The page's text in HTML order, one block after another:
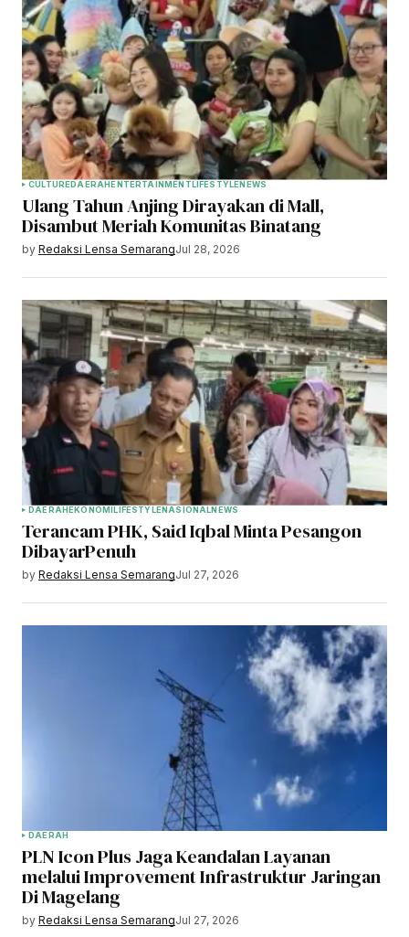
CULTUREDAERAHENTERTAINMENTLIFESTYLENEWS
Ulang Tahun Anjing Dirayakan di Mall,
Disambut Meriah Komunitas Binatang
by Redaksi Lensa SemarangJul 28, 2026
DAERAHEKONOMILIFESTYLENASIONALNEWS
Terancam PHK, Said Iqbal Minta Pesangon
DibayarPenuh
by Redaksi Lensa SemarangJul 27, 2026
DAERAH
PLN Icon Plus Jaga Keandalan Layanan
melalui Improvement Infrastruktur Jaringan
Di Magelang
by Redaksi Lensa SemarangJul 27, 2026